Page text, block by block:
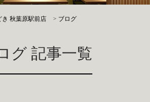
き 秋葉原駅前店 > ブログ
グ 記事一覧